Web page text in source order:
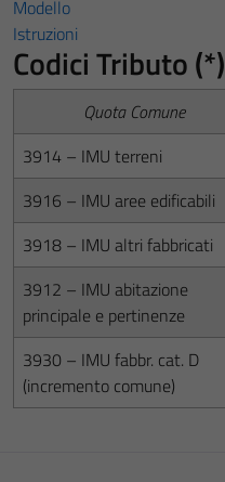
Modello
Istruzioni
Codici Tributo (*)
Quota Comune
3914 – IMU terreni
3916 – IMU aree edificabili
3918 – IMU altri fabbricati
3912 – IMU abitazione
principale e pertinenze
3930 – IMU fabbr. cat. D
(incremento comune)